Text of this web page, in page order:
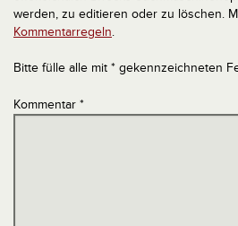
werden, zu editieren oder zu löschen.
Kommentarregeln.
Bitte fülle alle mit * gekennzeichneten
Kommentar *